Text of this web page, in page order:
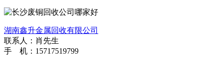
湖南鑫升金属回收有限公司
联系人：肖先生
手 机：15717519799